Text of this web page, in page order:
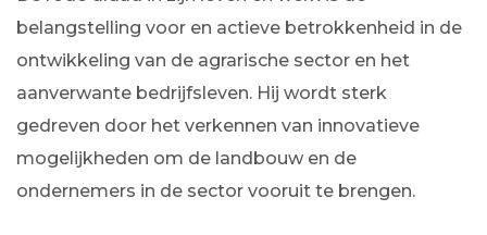
belangstelling voor en actieve betrokkenheid in de
ontwikkeling van de agrarische sector en het
aanverwante bedrijfsleven. Hij wordt sterk
gedreven door het verkennen van innovatieve
mogelijkheden om de landbouw en de
ondernemers in de sector vooruit te brengen.